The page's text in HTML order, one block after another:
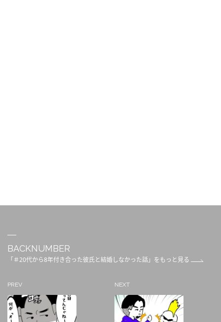
BACKNUMBER
「＃20代から8年付き合った彼氏と結婚しなかった話」をもっと見る
PREV NEXT